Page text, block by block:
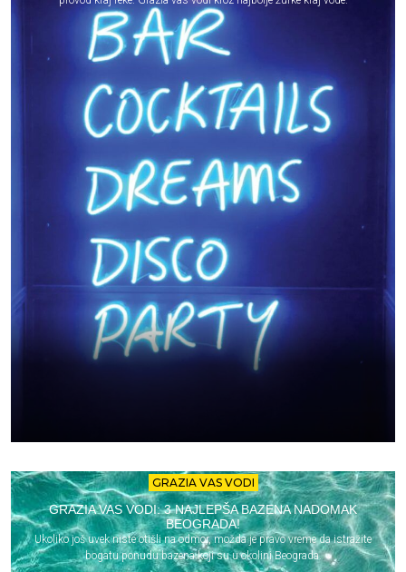
GRAZIA VAS VODI
GRAZIA VAS VODI: 3 NAJLEPŠA BAZENA NADOMAK
BEOGRADA!
Ukoliko još uvek niste otišli na odmor, možda je pravo vreme da istražite
bogatu ponudu bazena koji su u okolini Beograda.